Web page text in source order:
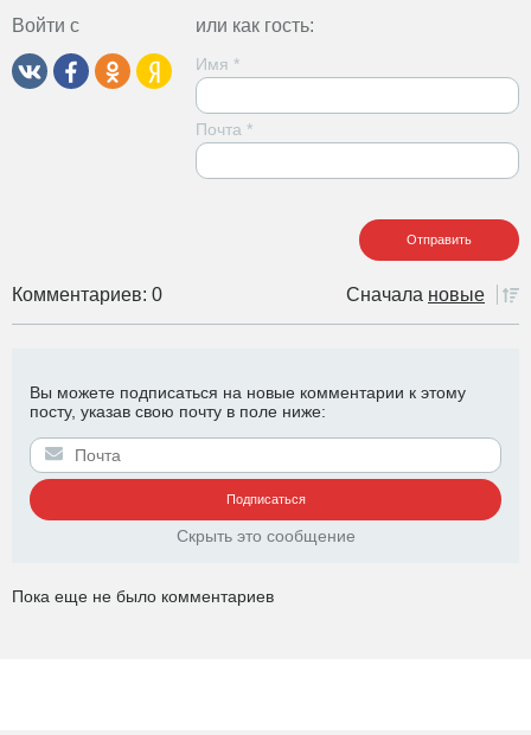
Войти с или как гость:
Имя *
Почта *
Комментариев: 0 Сначала новые
Вы можете подписаться на новые комментарии к этому
посту, указав свою почту в поле ниже:
Скрыть это сообщение
Пока еще не было комментариев